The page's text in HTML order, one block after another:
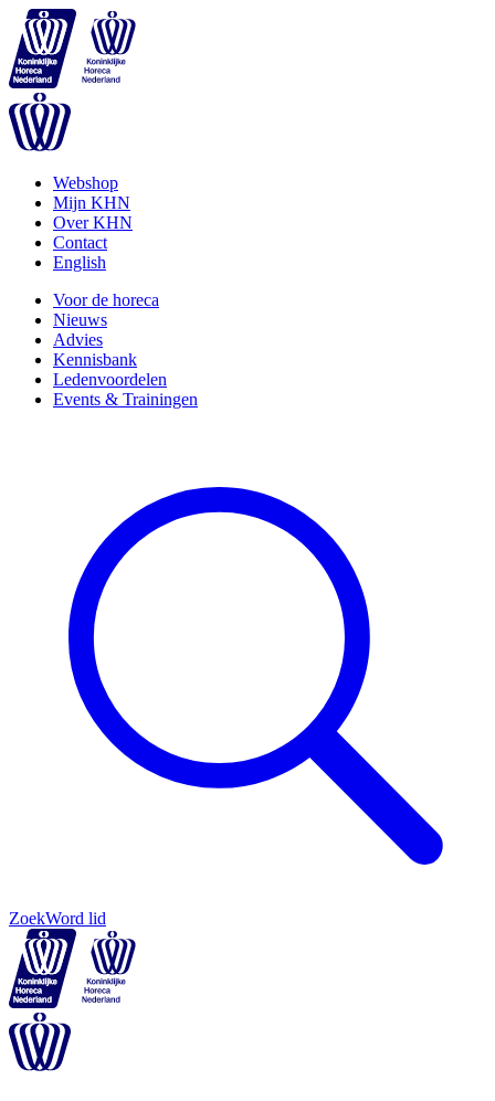
Webshop
Mijn KHN
Over KHN
Contact
English
Voor de horeca
Nieuws
Advies
Kennisbank
Ledenvoordelen
Events & Trainingen
ZoekWord lid